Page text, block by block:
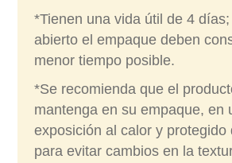
*Tienen una vida útil de 4
abierto el empaque deben
menor tiempo posible.
*Se recomienda que el
mantenga en su empaque, en
exposición al calor y protegido
para evitar cambios en la